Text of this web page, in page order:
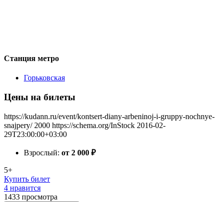
Станция метро
Горьковская
Цены на билеты
https://kudann.ru/event/kontsert-diany-arbeninoj-i-gruppy-nochnye-
snajpery/ 2000 https://schema.org/InStock 2016-02-
29T23:00:00+03:00
Взрослый: от 2 000 ₽
5+
Купить билет
4 нравится
1433 просмотра